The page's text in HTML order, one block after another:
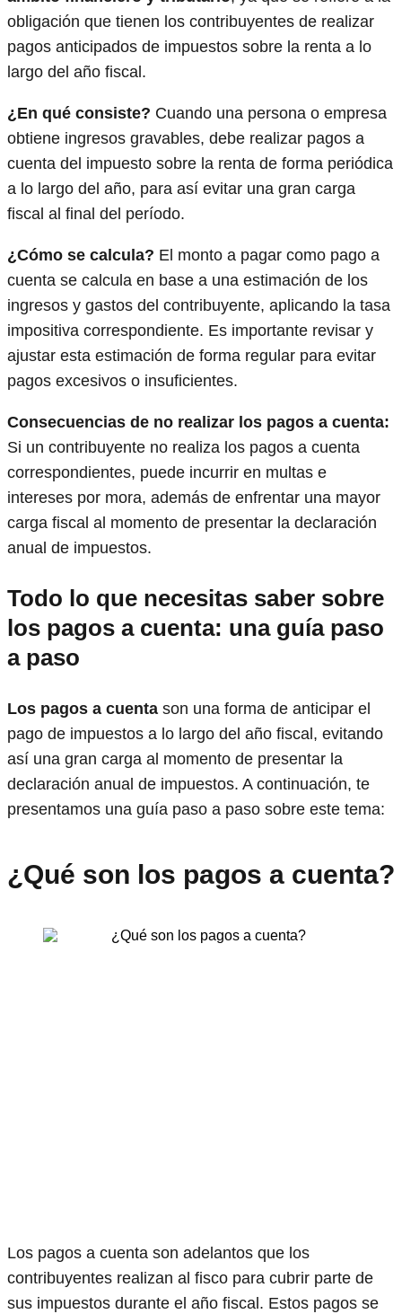
obligación que tienen los contribuyentes de realizar
pagos anticipados de impuestos sobre la renta a lo
largo del año fiscal.
¿En qué consiste? Cuando una persona o empresa
obtiene ingresos gravables, debe realizar pagos a
cuenta del impuesto sobre la renta de forma periódica
a lo largo del año, para así evitar una gran carga
fiscal al final del período.
¿Cómo se calcula? El monto a pagar como pago a
cuenta se calcula en base a una estimación de los
ingresos y gastos del contribuyente, aplicando la tasa
impositiva correspondiente. Es importante revisar y
ajustar esta estimación de forma regular para evitar
pagos excesivos o insuficientes.
Consecuencias de no realizar los pagos a cuenta:
Si un contribuyente no realiza los pagos a cuenta
correspondientes, puede incurrir en multas e
intereses por mora, además de enfrentar una mayor
carga fiscal al momento de presentar la declaración
anual de impuestos.
Todo lo que necesitas saber sobre
los pagos a cuenta: una guía paso
a paso
Los pagos a cuenta son una forma de anticipar el
pago de impuestos a lo largo del año fiscal, evitando
así una gran carga al momento de presentar la
declaración anual de impuestos. A continuación, te
presentamos una guía paso a paso sobre este tema:
¿Qué son los pagos a cuenta?
Los pagos a cuenta son adelantos que los
contribuyentes realizan al fisco para cubrir parte de
sus impuestos durante el año fiscal. Estos pagos se